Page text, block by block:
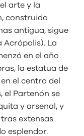
arte y la
construido
antigua, sigue
Acrópolis). La
en el año
la estatua de
el centro del
el Partenón se
y arsenal, y
extensas
esplendor.